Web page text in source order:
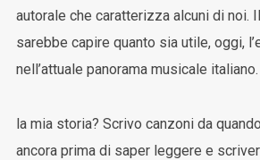
autorale che caratterizza alcuni di noi.
sarebbe capire quanto sia utile, oggi,
nell’attuale panorama musicale italiano.
la mia storia? Scrivo canzoni da
ancora prima di saper leggere e